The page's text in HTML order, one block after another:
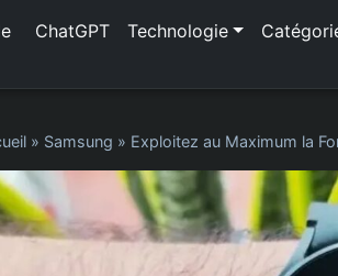
ChatGPT Technologie
» Samsung » Exploitez au Maximum la